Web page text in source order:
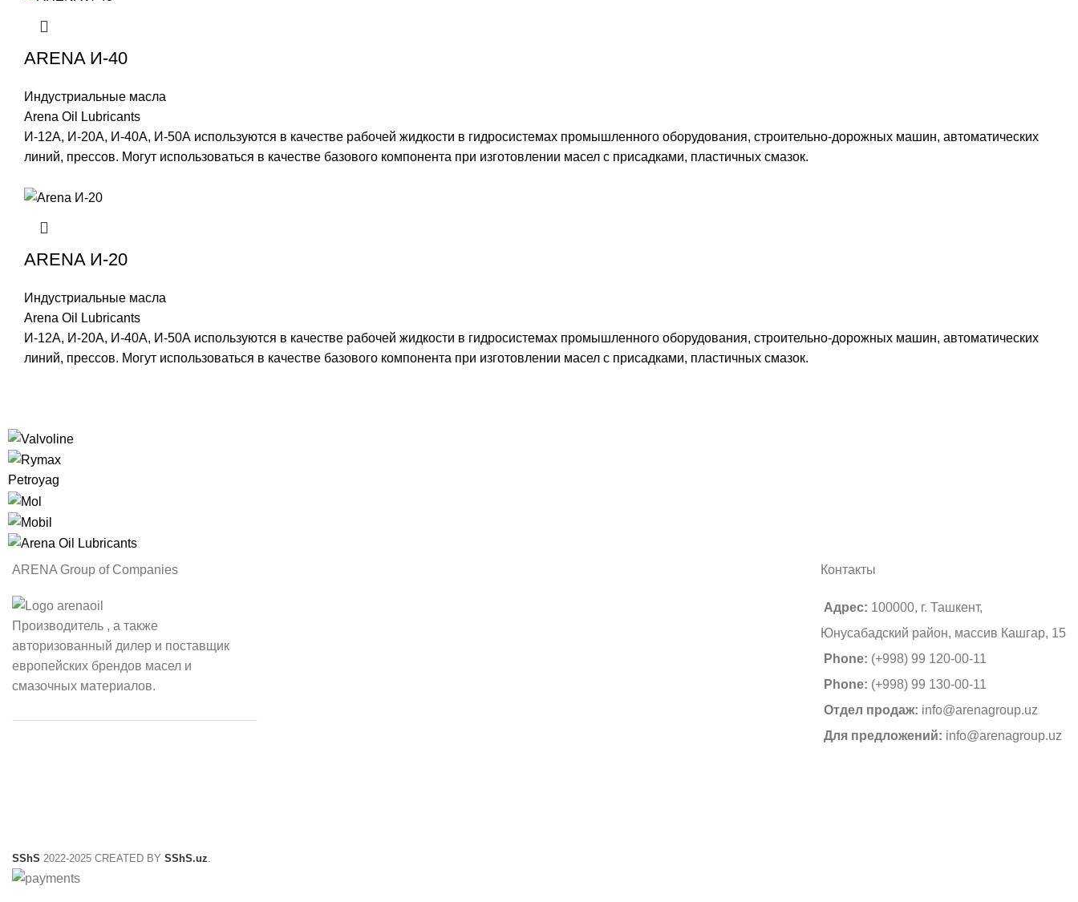
ARENA И-40
Индустриальные масла
Arena Oil Lubricants
И-12А, И-20А, И-40А, И-50А используются в качестве рабочей жидкости в гидросистемах промышленного оборудования, строительно-дорожных машин, автоматических
линий, прессов. Могут использоваться в качестве базового компонента при изготовлении масел с присадками, пластичных смазок.
ARENA И-20
Индустриальные масла
Arena Oil Lubricants
И-12А, И-20А, И-40А, И-50А используются в качестве рабочей жидкости в гидросистемах промышленного оборудования, строительно-дорожных машин, автоматических
линий, прессов. Могут использоваться в качестве базового компонента при изготовлении масел с присадками, пластичных смазок.
Petroyag
ARENA Group of Companies
Производитель , а также
авторизованный дилер и поставщик
европейских брендов масел и
смазочных материалов.
Контакты
Адрес: 100000, г. Ташкент,
Юнусабадский район, массив Кашгар, 15
Phone: (+998) 99 120-00-11
Phone: (+998) 99 130-00-11
Отдел продаж: info@arenagroup.uz
Для предложений: info@arenagroup.uz
SShS 2022-2025 CREATED BY SShS.uz.